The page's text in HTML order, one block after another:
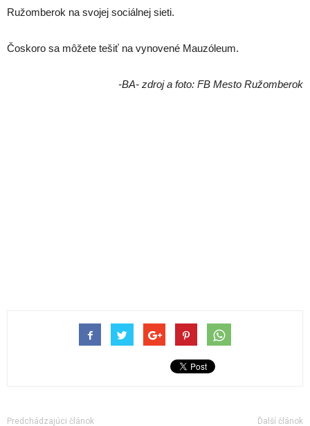
Ružomberok na svojej sociálnej sieti.
Čoskoro sa môžete tešiť na vynovené Mauzóleum.
-BA- zdroj a foto: FB Mesto Ružomberok
Predchádzajúci článok Ďalší článok